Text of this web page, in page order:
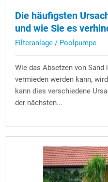
Die häufigsten
und wie Sie es
Filteranlage / Poolpumpe
Wie das Absetzen von
vermieden werden kann,
kann dies verschiedene
der nächsten...